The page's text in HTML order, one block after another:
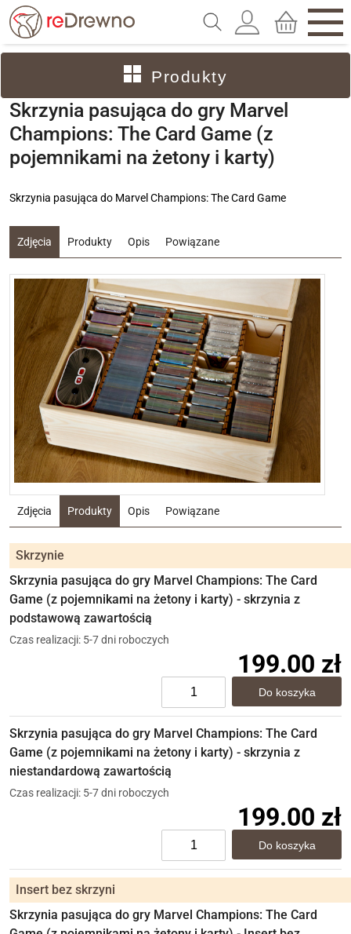
Produkty
Skrzynia pasująca do gry Marvel
Champions: The Card Game (z
pojemnikami na żetony i karty)
Skrzynia pasująca do Marvel Champions: The Card Game
Zdjęcia Produkty Opis Powiązane
Zdjęcia Produkty Opis Powiązane
Skrzynie
Skrzynia pasująca do gry Marvel Champions: The Card
Game (z pojemnikami na żetony i karty) - skrzynia z
podstawową zawartością
Czas realizacji: 5-7 dni roboczych
199.00 zł
Skrzynia pasująca do gry Marvel Champions: The Card
Game (z pojemnikami na żetony i karty) - skrzynia z
niestandardową zawartością
Czas realizacji: 5-7 dni roboczych
199.00 zł
Insert bez skrzyni
Skrzynia pasująca do gry Marvel Champions: The Card